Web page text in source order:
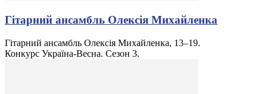
Гітарний ансамбль Олексія Михайленка
Гітарний ансамбль Олексія Михайленка, 13–19.
Конкурс Україна-Весна. Сезон 3.